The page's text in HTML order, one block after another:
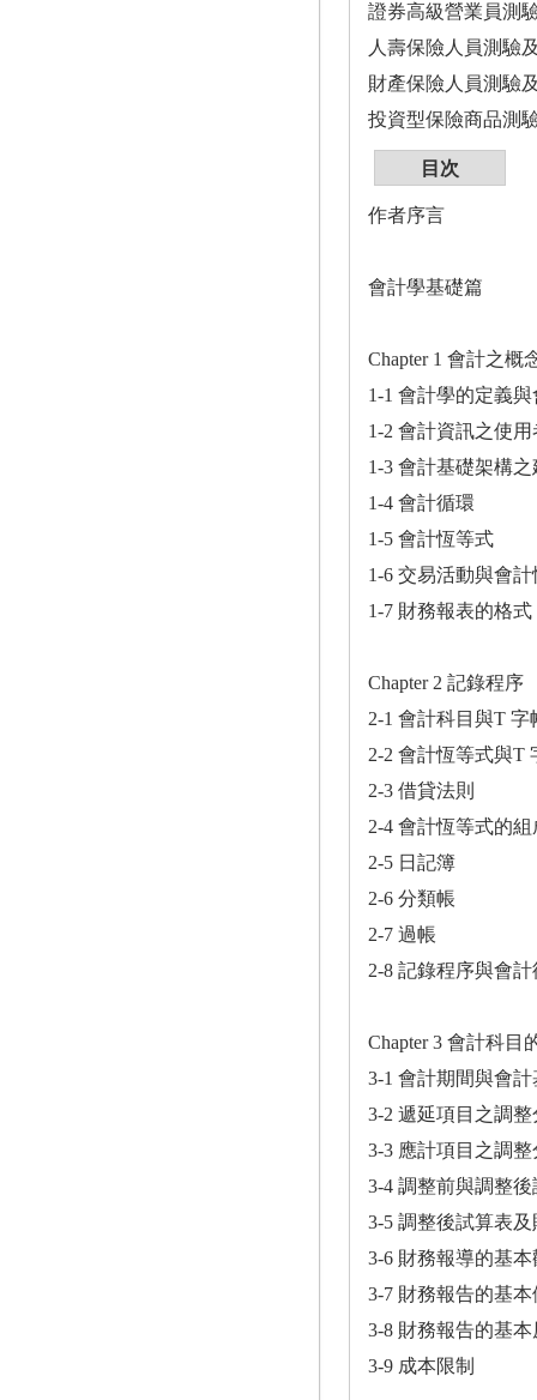
證券高級營業員測
人壽保險人員測驗
財產保險人員測驗
投資型保險商品測
目次
作者序言
會計學基礎篇
Chapter 1 會計之概
1-1 會計學的定義
1-2 會計資訊之使用
1-3 會計基礎架構之
1-4 會計循環
1-5 會計恆等式
1-6 交易活動與會
1-7 財務報表的格式
Chapter 2 記錄程序
2-1 會計科目與T 字
2-2 會計恆等式與T
2-3 借貸法則
2-4 會計恆等式的
2-5 日記簿
2-6 分類帳
2-7 過帳
2-8 記錄程序與會計
Chapter 3 會計科目
3-1 會計期間與會計
3-2 遞延項目之調整
3-3 應計項目之調整
3-4 調整前與調整
3-5 調整後試算表
3-6 財務報導的基本
3-7 財務報告的基本
3-8 財務報告的基本
3-9 成本限制